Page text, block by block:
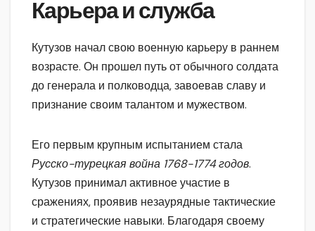
Карьера и служба
Кутузов начал свою военную карьеру в раннем
возрасте. Он прошел путь от обычного солдата
до генерала и полководца, завоевав славу и
признание своим талантом и мужеством.
Его первым крупным испытанием стала
Русско-турецкая война 1768-1774 годов.
Кутузов принимал активное участие в
сражениях, проявив незаурядные тактические
и стратегические навыки. Благодаря своему